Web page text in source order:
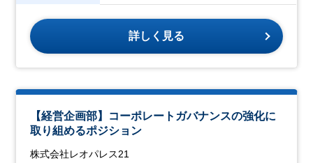
詳しく見る
【経営企画部】コーポレートガバナンスの強化に
取り組めるポジション
株式会社レオパレス21